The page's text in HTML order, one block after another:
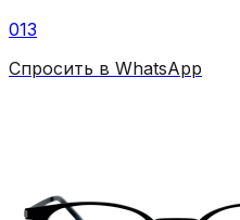
013
Спросить в WhatsApp